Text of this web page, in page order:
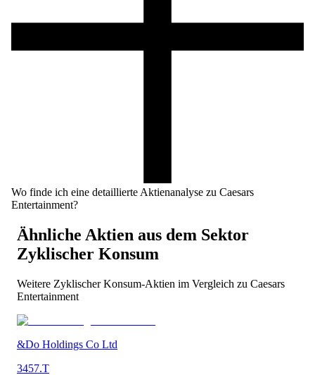
Wo finde ich eine detaillierte Aktienanalyse zu Caesars
Entertainment?
Ähnliche Aktien aus dem Sektor
Zyklischer Konsum
Weitere Zyklischer Konsum-Aktien im Vergleich zu Caesars
Entertainment
&Do Holdings Co Ltd
3457.T